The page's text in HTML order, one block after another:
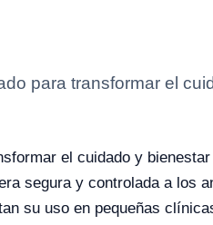
para transformar el
el cuidado y
segura y controlada a los
su uso en pequeñas